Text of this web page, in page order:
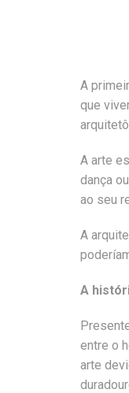
A
que
A arte
dança
ao seu
A
A
entre o
arte